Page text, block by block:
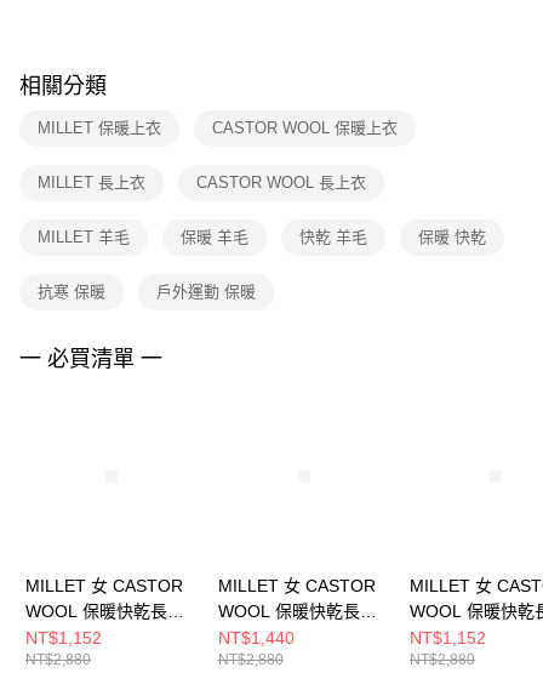
※ 交易是否成功請以「AFTEE先享後付 」之結帳頁面顯示為準，若有關於
是否繳費成功／繳費後需取消欲退款等相關疑問，請聯繫「AFTEE先享後付
客戶支援中心」 https://netprotections.freshdesk.com/support/home
１．透過由恩沛科技股份有限公司提供之「AFTEE先享後付」服務完成之交
權轉讓予恩沛科技股份有限公司。
３．未成年的使用者請事先徵得法定代理人或監護人之同意方可使用
４．使用「AFTEE先享後付」時，將依據個別帳號之用戶狀況，依本公司即
相關分類
MILLET 保暖上衣 CASTOR WOOL 保暖上衣
MILLET 長上衣 CASTOR WOOL 長上衣
MILLET 羊毛 保暖 羊毛 快乾 羊毛 保暖 快乾
抗寒 保暖 戶外運動 保暖
一 必買清單 一
MILLET 女 CASTOR
WOOL 保暖快乾長上
衣 MIV01988N7317
NT$1,152
NT$2,880
MILLET 女 CASTOR
WOOL 保暖快乾長上
衣 MIV01988N0247
NT$1,440
NT$2,880
MILLET 女
WOOL 保暖快乾
衣
NT$1,152
NT$2,880